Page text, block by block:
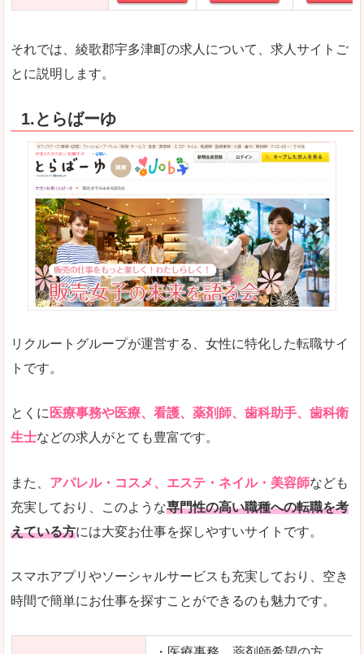
それでは、綾歌郡宇多津町の求人について、求人サイトご
とに説明します。
1.とらばーゆ
リクルートグループが運営する、女性に特化した転職サイ
トです。
とくに 医療事務や医療、看護、薬剤師、歯科助手、歯科衛
生士などの求人がとても豊富です。
また、 アパレル・コスメ、エステ・ネイル・美容師なども
充実しており、このような専門性の高い職種への転職を考
えている方には大変お仕事を探しやすいサイトです。
スマホアプリやソーシャルサービスも充実しており、空き
時間で簡単にお仕事を探すことができるのも魅力です。